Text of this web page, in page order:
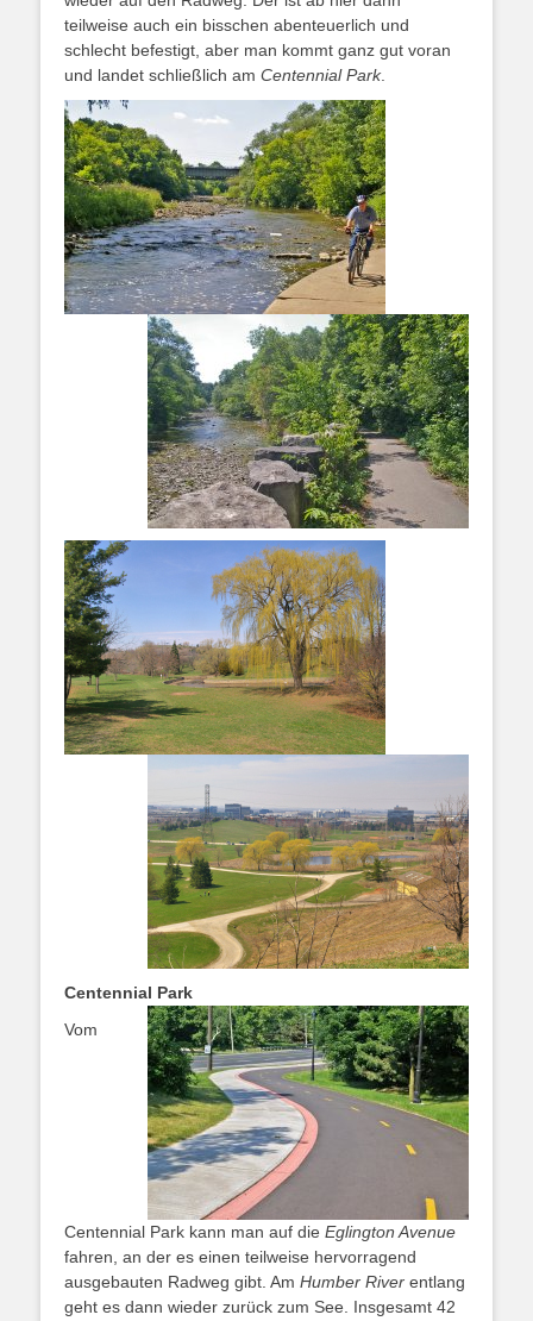
teilweise auch ein bisschen abenteuerlich und
schlecht befestigt, aber man kommt ganz gut voran
und landet schließlich am Centennial Park.
Centennial Park
Vom
Centennial Park kann man auf die Eglington Avenue
fahren, an der es einen teilweise hervorragend
ausgebauten Radweg gibt. Am Humber River entlang
geht es dann wieder zurück zum See. Insgesamt 42